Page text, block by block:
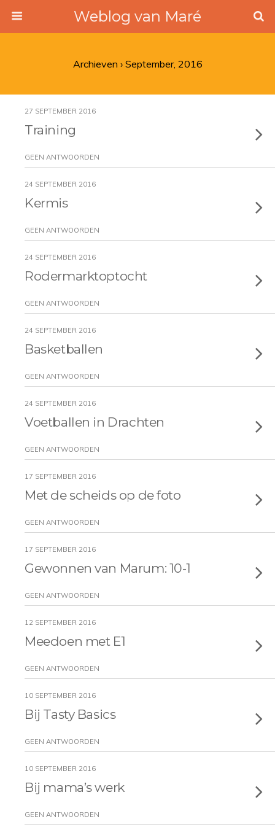
Weblog van Maré
Archieven › September, 2016
27 SEPTEMBER 2016
Training
GEEN ANTWOORDEN
24 SEPTEMBER 2016
Kermis
GEEN ANTWOORDEN
24 SEPTEMBER 2016
Rodermarktoptocht
GEEN ANTWOORDEN
24 SEPTEMBER 2016
Basketballen
GEEN ANTWOORDEN
24 SEPTEMBER 2016
Voetballen in Drachten
GEEN ANTWOORDEN
17 SEPTEMBER 2016
Met de scheids op de foto
GEEN ANTWOORDEN
17 SEPTEMBER 2016
Gewonnen van Marum: 10-1
GEEN ANTWOORDEN
12 SEPTEMBER 2016
Meedoen met E1
GEEN ANTWOORDEN
10 SEPTEMBER 2016
Bij Tasty Basics
GEEN ANTWOORDEN
10 SEPTEMBER 2016
Bij mama’s werk
GEEN ANTWOORDEN